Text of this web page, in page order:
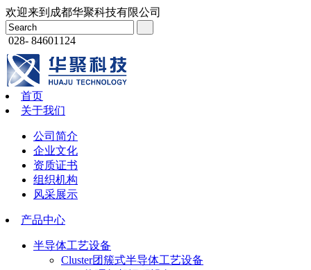
欢迎来到成都华聚科技有限公司
028- 84601124
首页
关于我们
公司简介
企业文化
资质证书
组织机构
风采展示
产品中心
半导体工艺设备
Cluster团簇式半导体工艺设备